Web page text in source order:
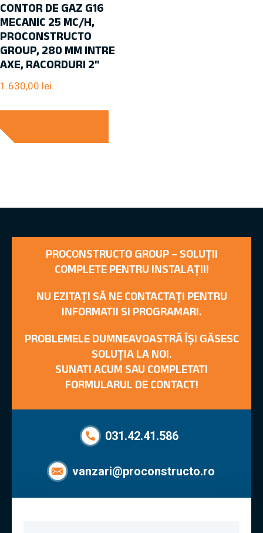
CONTOR DE GAZ G16
MECANIC 25 MC/H,
PROCONSTRUCTO
GROUP, 280 MM INTRE
AXE, RACORDURI 2″
1.630,00 lei
PROCONSTRUCTO GROUP – SOLUȚII
COMPLETE PENTRU INSTALAȚII!
NU EZITAȚI SĂ NE CONTACTAȚI PENTRU
INFORMATII SI PROGRAMARI.
PROBLEMELE DUMNEAVOASTRĂ ÎȘI GĂSESC
SOLUȚIA LA NOI.
SUNATI ACUM SAU COMPLETATI
FORMULARUL DE CONTACT!
031.42.41.586
vanzari@proconstructo.ro